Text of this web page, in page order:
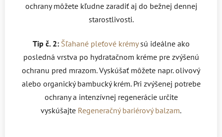
ochrany môžete kľudne zaradiť aj do bežnej dennej
starostlivosti.
Tip č. 2: Šľahané pleťové krémy sú ideálne ako
posledná vrstva po hydratačnom kréme pre zvýšenú
ochranu pred mrazom. Vyskúšať môžete napr. olivový
alebo organický bambucký krém. Pri zvýšenej potrebe
ochrany a intenzívnej regenerácie určite
vyskúšajte Regeneračný bariérový balzam.